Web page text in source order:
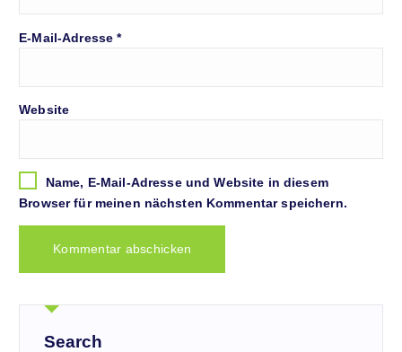
E-Mail-Adresse*
Website
Name, E-Mail-Adresse und Website in diesem
Browser für meinen nächsten Kommentar speichern.
Search